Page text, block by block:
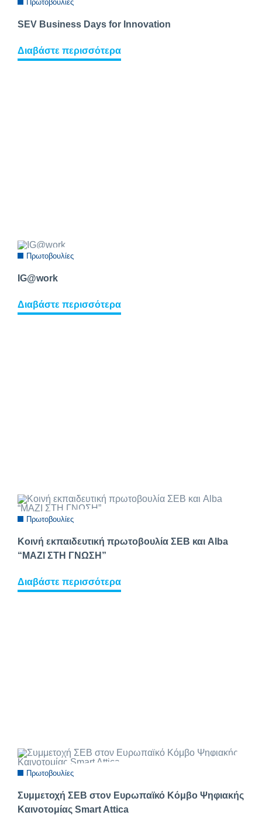
Πρωτοβουλίες
SEV Business Days for Innovation
Διαβάστε περισσότερα
Πρωτοβουλίες
IG@work
Διαβάστε περισσότερα
Πρωτοβουλίες
Κοινή εκπαιδευτική πρωτοβουλία ΣΕΒ και Alba
“ΜΑΖΙ ΣΤΗ ΓΝΩΣΗ”
Διαβάστε περισσότερα
Πρωτοβουλίες
Συμμετοχή ΣΕΒ στον Ευρωπαϊκό Κόμβο Ψηφιακής
Καινοτομίας Smart Attica